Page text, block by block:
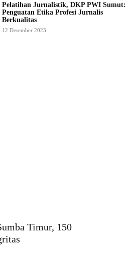
Pelatihan Jurnalistik, DKP PWI Sumut:
Penguatan Etika Profesi Jurnalis
Berkualitas
12 Desember 2023
Timur, 150